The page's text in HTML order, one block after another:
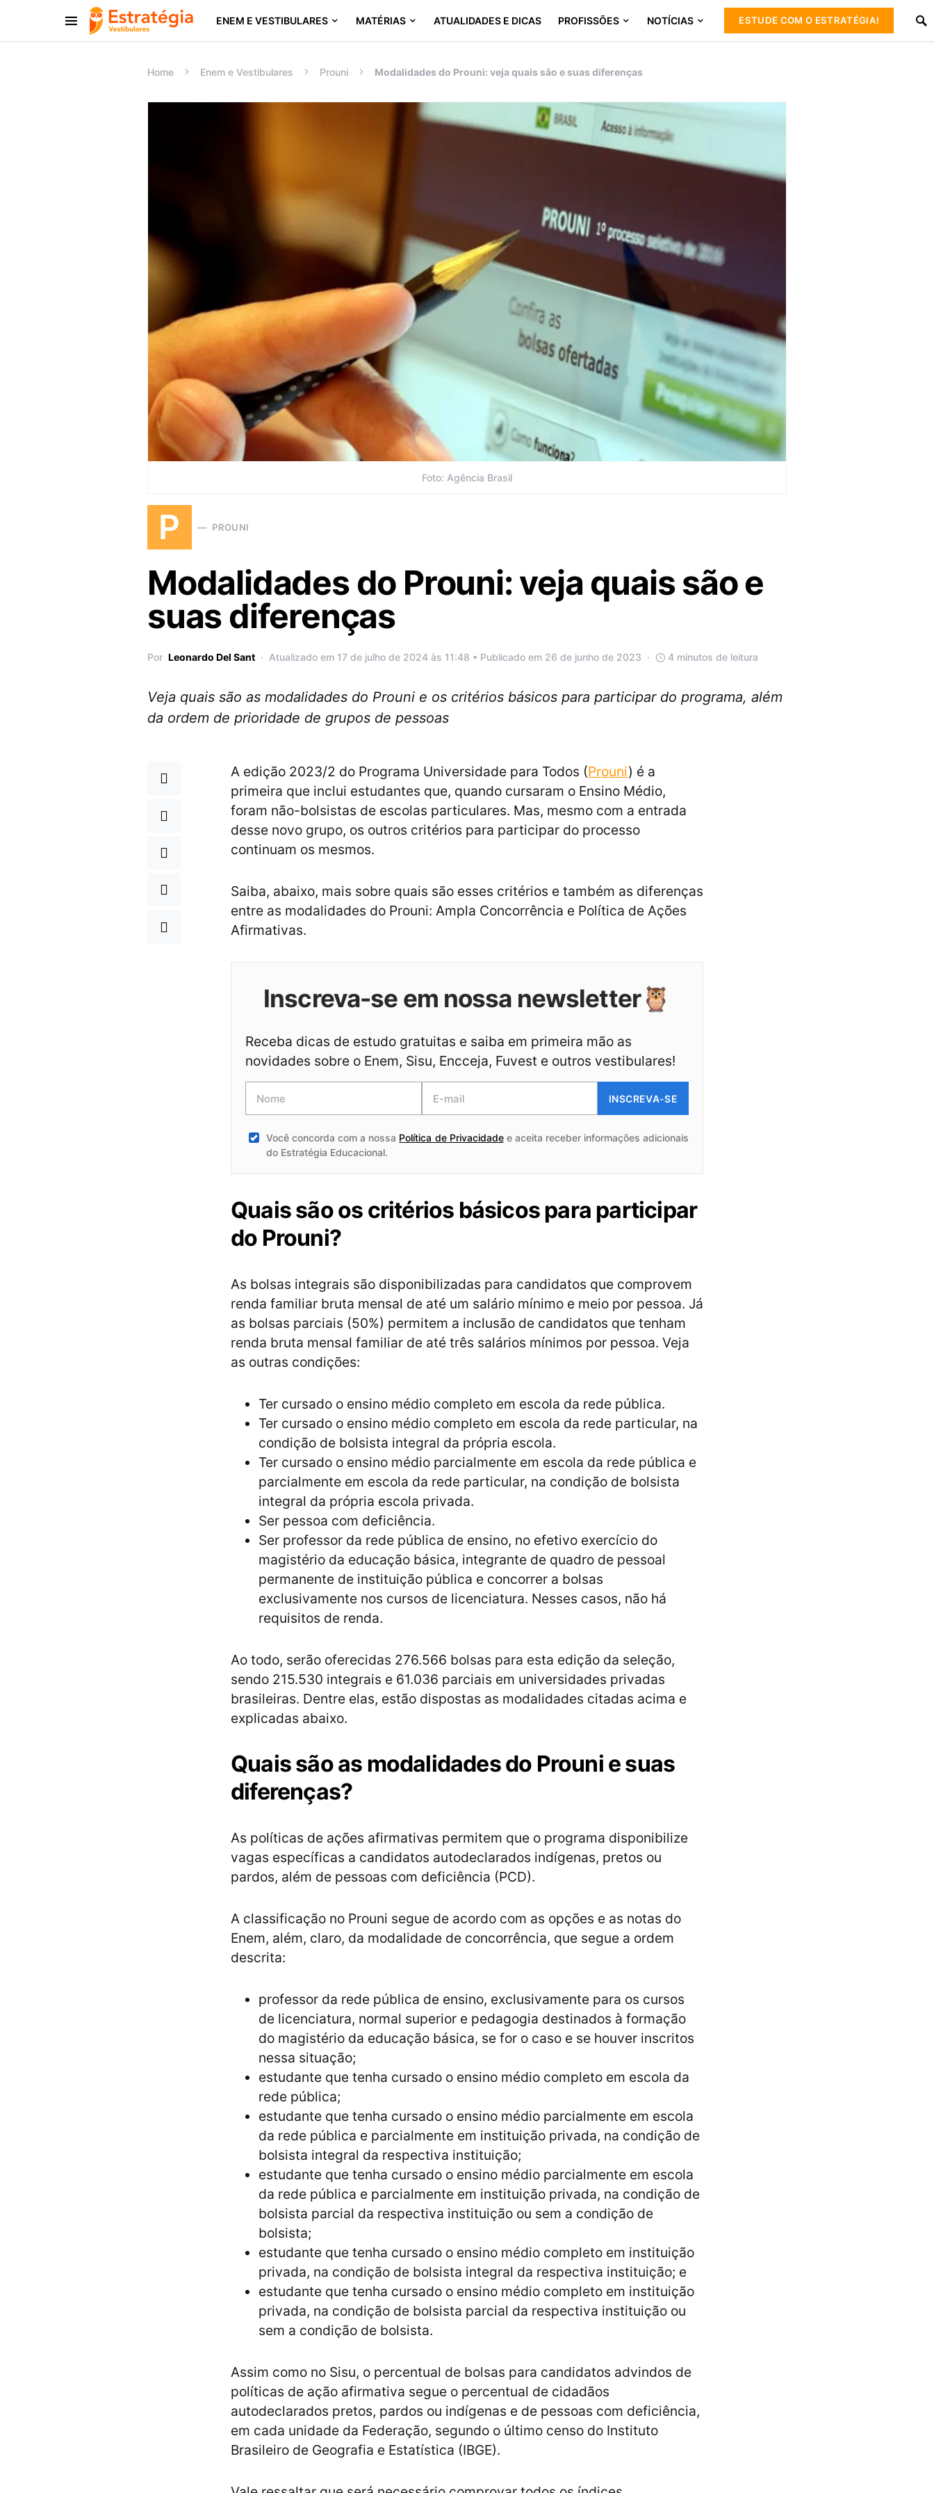
ENEM E VESTIBULARES MATÉRIAS ATUALIDADES E DICAS PROFISSÕES NOTÍCIAS ESTUDE COM O ESTRATÉGIA!
Procurar:
Home Enem e Vestibulares Prouni Modalidades do Prouni: veja quais são e suas diferenças
Foto: Agência Brasil
P PROUNI
Modalidades do Prouni: veja quais são e
suas diferenças
Por Leonardo Del Sant Atualizado em 17 de julho de 2024 às 11:48 • Publicado em 26 de junho de 2023 4 minutos de leitura
Veja quais são as modalidades do Prouni e os critérios básicos para participar do programa, além
da ordem de prioridade de grupos de pessoas
A edição 2023/2 do Programa Universidade para Todos (Prouni) é a
primeira que inclui estudantes que, quando cursaram o Ensino Médio,
foram não-bolsistas de escolas particulares. Mas, mesmo com a entrada
desse novo grupo, os outros critérios para participar do processo
continuam os mesmos.
Saiba, abaixo, mais sobre quais são esses critérios e também as diferenças
entre as modalidades do Prouni: Ampla Concorrência e Política de Ações
Afirmativas.
Inscreva-se em nossa newsletter🦉
Receba dicas de estudo gratuitas e saiba em primeira mão as
novidades sobre o Enem, Sisu, Encceja, Fuvest e outros vestibulares!
INSCREVA-SE
Você concorda com a nossa Política de Privacidadee aceita receber informações adicionais
do Estratégia Educacional.
Quais são os critérios básicos para participar
do Prouni?
As bolsas integrais são disponibilizadas para candidatos que comprovem
renda familiar bruta mensal de até um salário mínimo e meio por pessoa. Já
as bolsas parciais (50%) permitem a inclusão de candidatos que tenham
renda bruta mensal familiar de até três salários mínimos por pessoa. Veja
as outras condições:
Ter cursado o ensino médio completo em escola da rede pública.
Ter cursado o ensino médio completo em escola da rede particular, na
condição de bolsista integral da própria escola.
Ter cursado o ensino médio parcialmente em escola da rede pública e
parcialmente em escola da rede particular, na condição de bolsista
integral da própria escola privada.
Ser pessoa com deficiência.
Ser professor da rede pública de ensino, no efetivo exercício do
magistério da educação básica, integrante de quadro de pessoal
permanente de instituição pública e concorrer a bolsas
exclusivamente nos cursos de licenciatura. Nesses casos, não há
requisitos de renda.
Ao todo, serão oferecidas 276.566 bolsas para esta edição da seleção,
sendo 215.530 integrais e 61.036 parciais em universidades privadas
brasileiras. Dentre elas, estão dispostas as modalidades citadas acima e
explicadas abaixo.
Quais são as modalidades do Prouni e suas
diferenças?
As políticas de ações afirmativas permitem que o programa disponibilize
vagas específicas a candidatos autodeclarados indígenas, pretos ou
pardos, além de pessoas com deficiência (PCD).
A classificação no Prouni segue de acordo com as opções e as notas do
Enem, além, claro, da modalidade de concorrência, que segue a ordem
descrita:
professor da rede pública de ensino, exclusivamente para os cursos
de licenciatura, normal superior e pedagogia destinados à formação
do magistério da educação básica, se for o caso e se houver inscritos
nessa situação;
estudante que tenha cursado o ensino médio completo em escola da
rede pública;
estudante que tenha cursado o ensino médio parcialmente em escola
da rede pública e parcialmente em instituição privada, na condição de
bolsista integral da respectiva instituição;
estudante que tenha cursado o ensino médio parcialmente em escola
da rede pública e parcialmente em instituição privada, na condição de
bolsista parcial da respectiva instituição ou sem a condição de
bolsista;
estudante que tenha cursado o ensino médio completo em instituição
privada, na condição de bolsista integral da respectiva instituição; e
estudante que tenha cursado o ensino médio completo em instituição
privada, na condição de bolsista parcial da respectiva instituição ou
sem a condição de bolsista.
Assim como no Sisu, o percentual de bolsas para candidatos advindos de
políticas de ação afirmativa segue o percentual de cidadãos
autodeclarados pretos, pardos ou indígenas e de pessoas com deficiência,
em cada unidade da Federação, segundo o último censo do Instituto
Brasileiro de Geografia e Estatística (IBGE).